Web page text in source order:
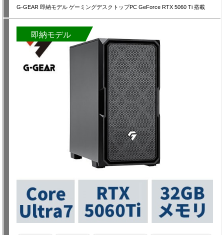
G-GEAR 即納モデル ゲーミングデスクトップPC GeForce RTX 5060 Ti 搭載
即納モデル